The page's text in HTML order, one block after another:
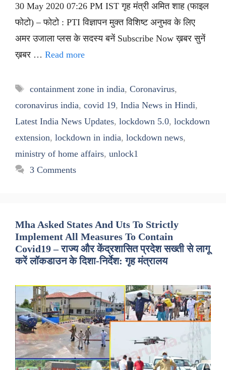
30 May 2020 07:26 PM IST गृह मंत्री अमित शाह (फाइल
फोटो) – फोटो : PTI विज्ञापन मुक्त विशिष्ट अनुभव के लिए
अमर उजाला प्लस के सदस्य बनें Subscribe Now ख़बर सुनें
ख़बर … Read more
Tags
containment zone in india, Coronavirus,
coronavirus india, covid 19, India News in Hindi,
Latest India News Updates, lockdown 5.0, lockdown
extension, lockdown in india, lockdown news,
ministry of home affairs, unlock1
3 Comments
Mha Asked States And Uts To Strictly
Implement All Measures To Contain
Covid19 – राज्य और केंद्रशासित प्रदेश सख्ती से लागू
करें लॉकडाउन के दिशा-निर्देश: गृह मंत्रालय